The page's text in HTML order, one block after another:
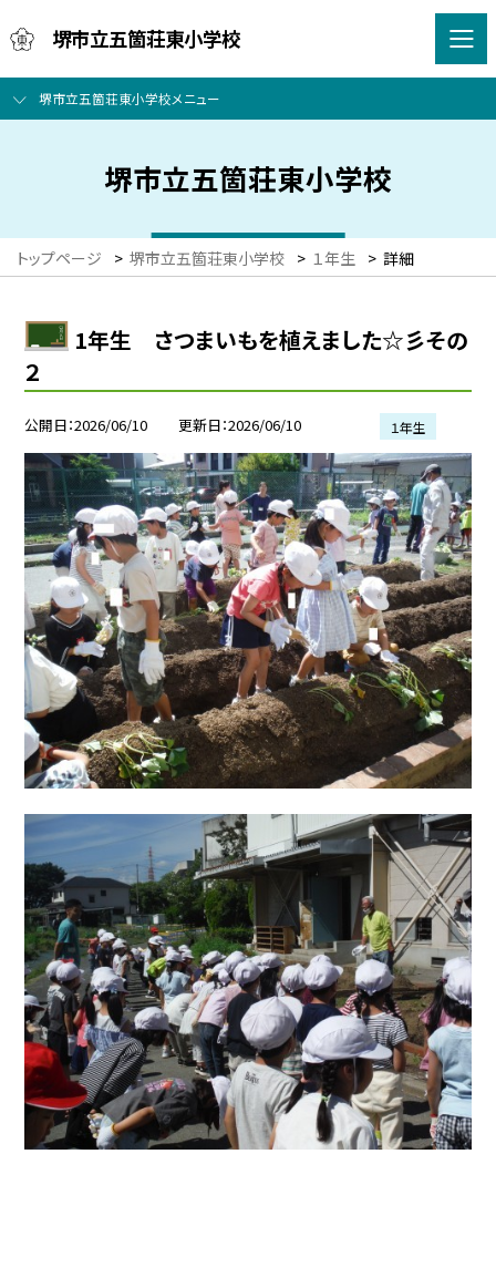
堺市立五箇荘東小学校
堺市立五箇荘東小学校メニュー
堺市立五箇荘東小学校
トップページ > 堺市立五箇荘東小学校 > １年生 > 詳細
1年生 さつまいもを植えました☆彡その
２
公開日 2026/06/10 更新日 2026/06/10 １年生